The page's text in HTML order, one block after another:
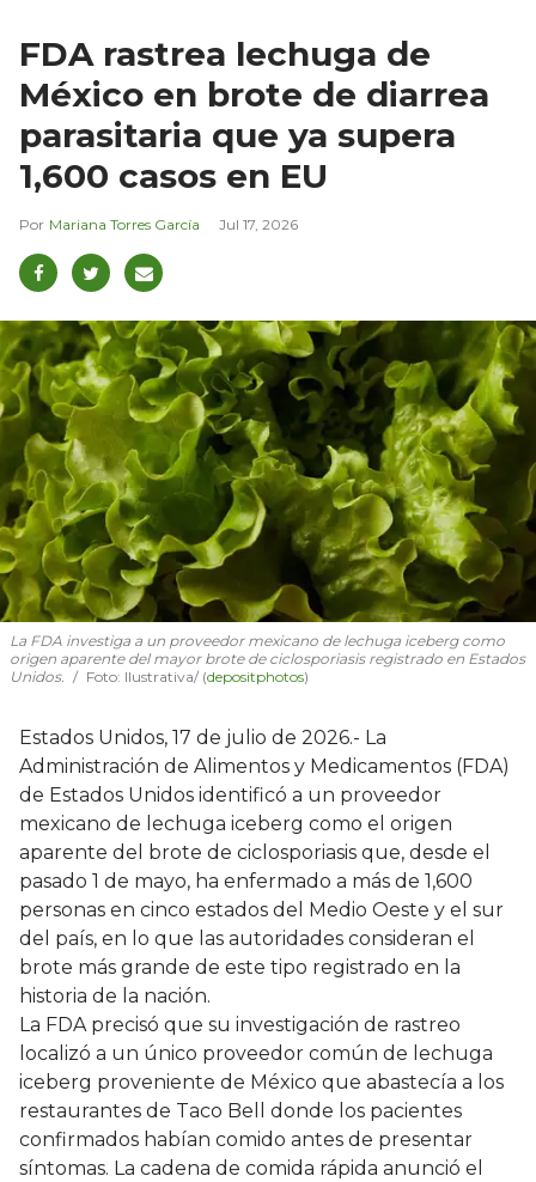
FDA rastrea lechuga de
México en brote de diarrea
parasitaria que ya supera
1,600 casos en EU
Mariana Torres García Jul 17, 2026
La FDA investiga a un proveedor mexicano de lechuga iceberg como
origen aparente del mayor brote de ciclosporiasis registrado en Estados
Unidos.
Foto: Ilustrativa/ (depositphotos)
Estados Unidos, 17 de julio de 2026.- La
Administración de Alimentos y Medicamentos (FDA)
de Estados Unidos identificó a un proveedor
mexicano de lechuga iceberg como el origen
aparente del brote de ciclosporiasis que, desde el
pasado 1 de mayo, ha enfermado a más de 1,600
personas en cinco estados del Medio Oeste y el sur
del país, en lo que las autoridades consideran el
brote más grande de este tipo registrado en la
historia de la nación.
La FDA precisó que su investigación de rastreo
localizó a un único proveedor común de lechuga
iceberg proveniente de México que abastecía a los
restaurantes de Taco Bell donde los pacientes
confirmados habían comido antes de presentar
síntomas. La cadena de comida rápida anunció el